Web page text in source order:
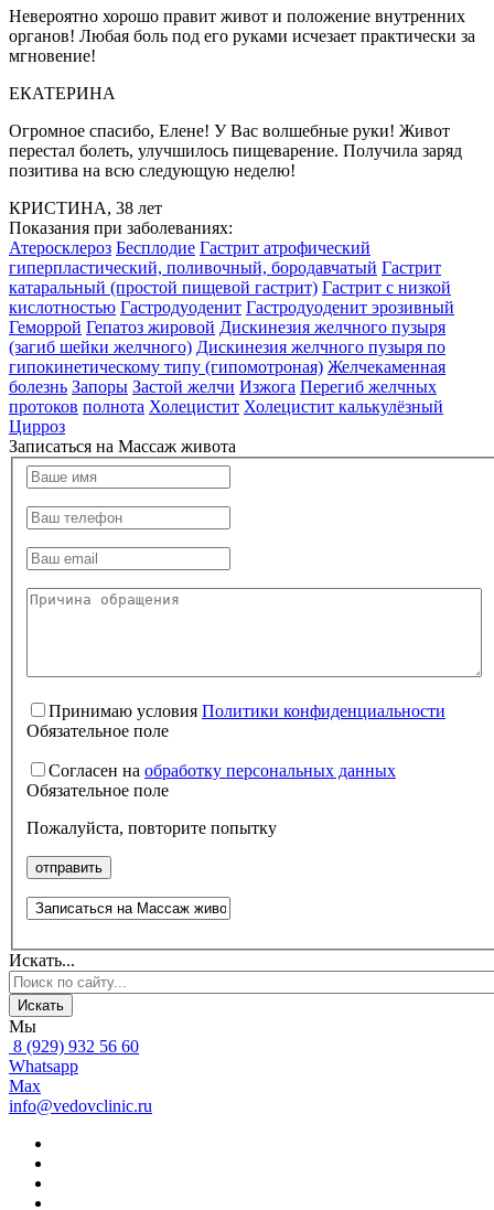
Невероятно хорошо правит живот и положение внутренних
органов! Любая боль под его руками исчезает практически за
мгновение!
ЕКАТЕРИНА
Огромное спасибо, Елене! У Вас волшебные руки! Живот
перестал болеть, улучшилось пищеварение. Получила заряд
позитива на всю следующую неделю!
КРИСТИНА, 38 лет
Показания при заболеваниях:
Атеросклероз Бесплодие Гастрит атрофический
гиперпластический, поливочный, бородавчатый Гастрит
катаральный (простой пищевой гастрит) Гастрит с низкой
кислотностью Гастродуоденит Гастродуоденит эрозивный
Геморрой Гепатоз жировой Дискинезия желчного пузыря
(загиб шейки желчного) Дискинезия желчного пузыря по
гипокинетическому типу (гипомотроная) Желчекаменная
болезнь Запоры Застой желчи Изжога Перегиб желчных
протоков полнота Холецистит Холецистит калькулёзный
Цирроз
Записаться на Массаж живота
Принимаю условия Политики конфиденциальности
Обязательное поле
Согласен на обработку персональных данных
Обязательное поле
Пожалуйста, повторите попытку
отправить
Искать...
Искать
Мы
8 (929) 932 56 60
Whatsapp
Max
info@vedovclinic.ru